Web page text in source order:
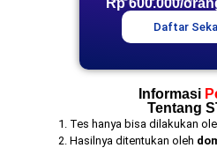
Rp 600.000/
Daftar
Informasi
Tentang
Tes hanya bisa dilakukan
Hasilnya ditentukan oleh